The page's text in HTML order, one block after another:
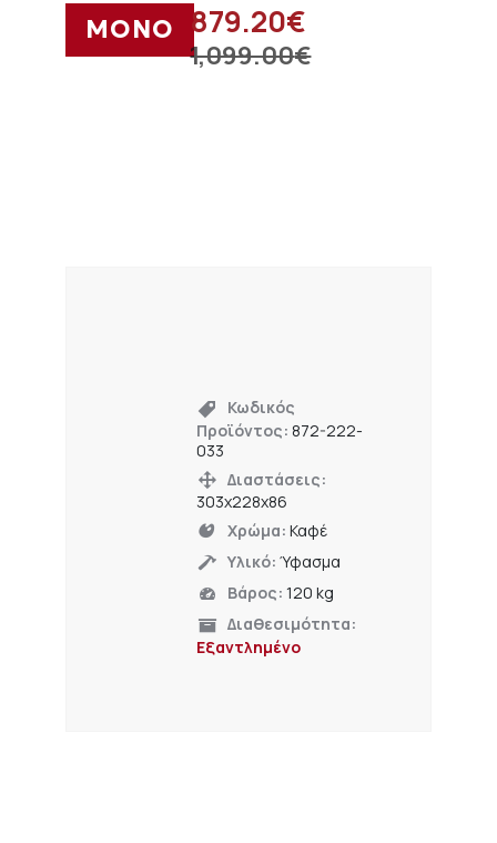
ΜΟΝΟ
1,099.00€
879.20€
Κωδικός
Προϊόντος: 872-222-
033
Διαστάσεις:
303x228x86
Χρώμα: Καφέ
Υλικό: Ύφασμα
Βάρος: 120 kg
Διαθεσιμότητα:
Εξαντλημένο